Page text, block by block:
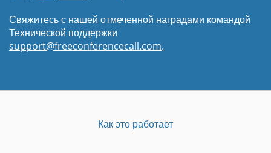
Свяжитесь с нашей отмеченной наградами командой
Технической поддержки
support@freeconferencecall.com.
Как это работает